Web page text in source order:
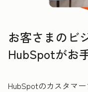
お客さまのビ
HubSpotがお
HubSpotのカスタマ